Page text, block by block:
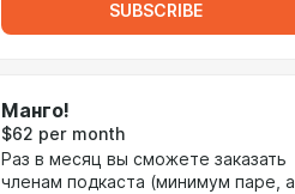
SUBSCRIBE
Манго!
$62 per month
Раз в месяц вы сможете заказать
членам подкаста (минимум паре, а